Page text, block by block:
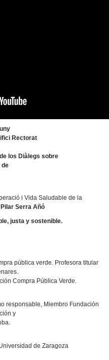
Rectorat
los Diàlegs sobre
de
i Vida Saludable de la
Serra Añó
justa y sostenible.
pública verde. Profesora titular
Compra Pública Verde.
responsable, Miembro Fundación
y
de Zaragoza